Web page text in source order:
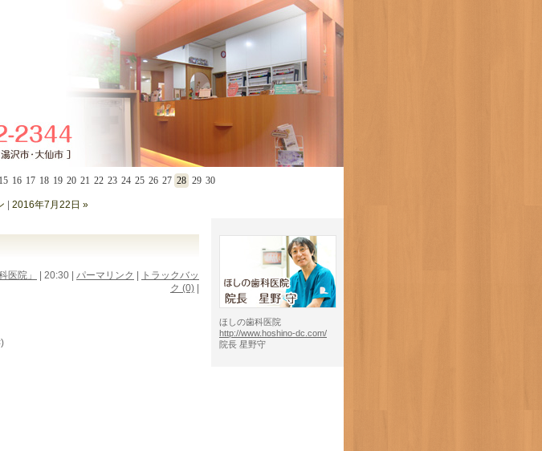
15 16 17 18 19 20 21 22 23 24 25 26 27 28 29 30
医院」 | 20:30 パーマリンク
トラックバッ
ク (0)
2016年7月22日 »
ほしの歯科医院
http://www.hoshino-dc.com/
院長 星野守